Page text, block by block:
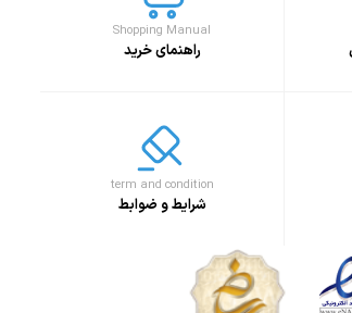
Shopping Manual
راهنمای خرید
term and condition
شرایط و ضوابط